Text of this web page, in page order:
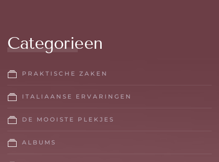
Categorieen
PRAKTISCHE ZAKEN
ITALIAANSE ERVARINGEN
DE MOOISTE PLEKJES
ALBUMS